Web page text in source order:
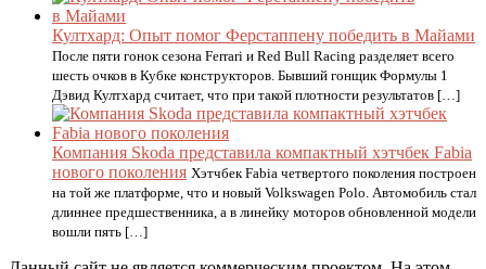
Култхард: Опыт помог Ферстаппену победить в Майами
После пяти гонок сезона Ferrari и Red Bull Racing разделяет всего
шесть очков в Кубке конструкторов. Бывший гонщик Формулы 1
Дэвид Култхард считает, что при такой плотности результатов […]
Компания Skoda представила компактный хэтчбек Fabia
нового поколения Хэтчбек Fabia четвертого поколения построен
на той же платформе, что и новый Volkswagen Polo. Автомобиль стал
длиннее предшественника, а в линейку моторов обновленной модели
вошли пять […]